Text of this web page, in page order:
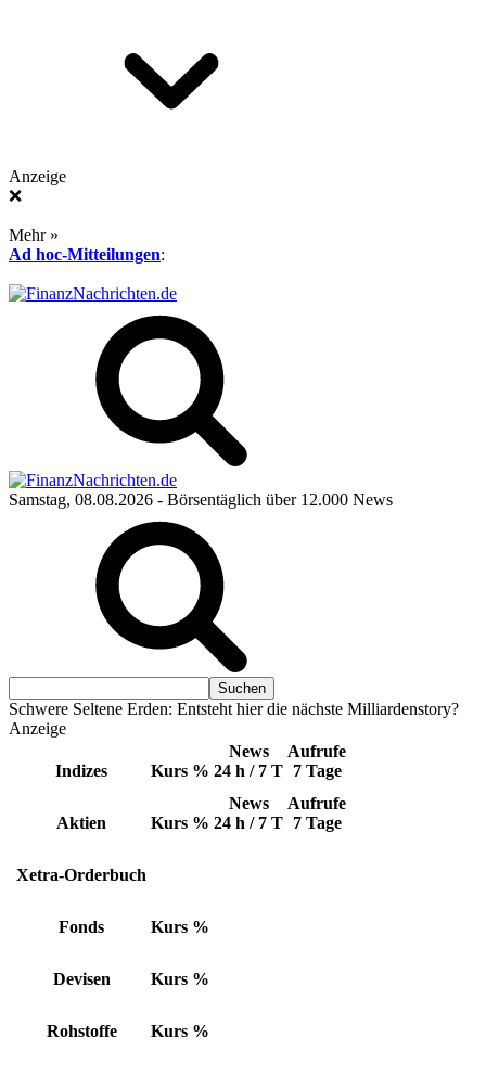
Anzeige
❌
Mehr »
Ad hoc-Mitteilungen:
Samstag, 08.08.2026 - Börsentäglich über 12.000 News
Schwere Seltene Erden: Entsteht hier die nächste Milliardenstory?
Anzeige
Indizes Kurs %
News
24 h / 7 T
Aufrufe
7 Tage
Aktien Kurs %
News
24 h / 7 T
Aufrufe
7 Tage
Xetra-Orderbuch
Fonds Kurs %
Devisen Kurs %
Rohstoffe Kurs %